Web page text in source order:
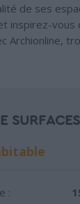
de ses
inspirez-
Archionline,
SURFACES
: